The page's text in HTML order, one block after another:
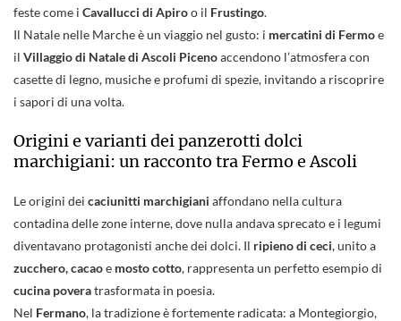
feste come i Cavallucci di Apiroo il Frustingo.
Il Natale nelle Marche è un viaggio nel gusto: i mercatini di Fermoe
il Villaggio di Natale di Ascoli Picenoaccendono l’atmosfera con
casette di legno, musiche e profumi di spezie, invitando a riscoprire
i sapori di una volta.
Origini e varianti dei panzerotti dolci
marchigiani: un racconto tra Fermo e Ascoli
Le origini dei caciunitti marchigiani affondano nella cultura
contadina delle zone interne, dove nulla andava sprecato e i legumi
diventavano protagonisti anche dei dolci. Il ripieno di ceci, unito a
zucchero, cacaoe mosto cotto, rappresenta un perfetto esempio di
cucina poveratrasformata in poesia.
Nel Fermano, la tradizione è fortemente radicata: a Montegiorgio,